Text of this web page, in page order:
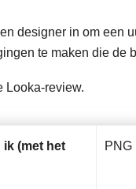
designer in om een
te maken die de
Looka-review.
(met het
PNG